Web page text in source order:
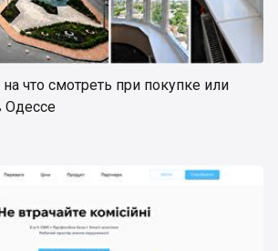
что смотреть при покупке или
Одессе